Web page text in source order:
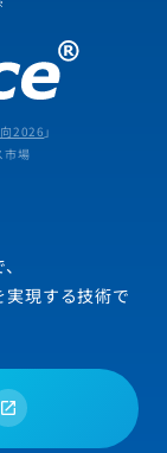
2026」
市場
現する技術で